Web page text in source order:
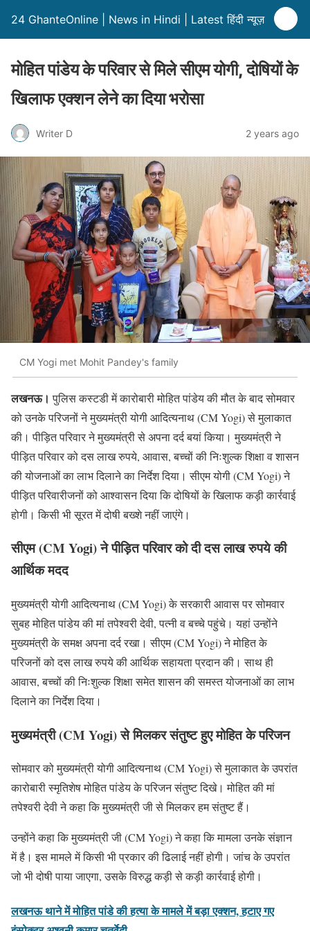
24 GhanteOnline | News in Hindi | Latest हिंदी न्यूज़
मोहित पांडेय के परिवार से मिले सीएम योगी, दोषियों के
खिलाफ एक्शन लेने का दिया भरोसा
Writer D 2 years ago
CM Yogi met Mohit Pandey's family
लखनऊ। पुलिस कस्टडी में कारोबारी मोहित पांडेय की मौत के बाद सोमवार
को उनके परिजनों ने मुख्यमंत्री योगी आदित्यनाथ (CM Yogi) से मुलाकात
की। पीड़ित परिवार ने मुख्यमंत्री से अपना दर्द बयां किया। मुख्यमंत्री ने
पीड़ित परिवार को दस लाख रुपये, आवास, बच्चों की निःशुल्क शिक्षा व शासन
की योजनाओं का लाभ दिलाने का निर्देश दिया। सीएम योगी (CM Yogi) ने
पीड़ित परिवारीजनों को आश्वासन दिया कि दोषियों के खिलाफ कड़ी कार्रवाई
होगी। किसी भी सूरत में दोषी बख्शे नहीं जाएंगे।
सीएम (CM Yogi) ने पीड़ित परिवार को दी दस लाख रुपये की
आर्थिक मदद
मुख्यमंत्री योगी आदित्यनाथ (CM Yogi) के सरकारी आवास पर सोमवार
सुबह मोहित पांडेय की मां तपेश्वरी देवी, पत्नी व बच्चे पहुंचे। यहां उन्होंने
मुख्यमंत्री के समक्ष अपना दर्द रखा। सीएम (CM Yogi) ने मोहित के
परिजनों को दस लाख रुपये की आर्थिक सहायता प्रदान की। साथ ही
आवास, बच्चों की निःशुल्क शिक्षा समेत शासन की समस्त योजनाओं का लाभ
दिलाने का निर्देश दिया।
मुख्यमंत्री (CM Yogi) से मिलकर संतुष्ट हुए मोहित के परिजन
सोमवार को मुख्यमंत्री योगी आदित्यनाथ (CM Yogi) से मुलाकात के उपरांत
कारोबारी स्मृतिशेष मोहित पांडेय के परिजन संतुष्ट दिखे। मोहित की मां
तपेश्वरी देवी ने कहा कि मुख्यमंत्री जी से मिलकर हम संतुष्ट हैं।
उन्होंने कहा कि मुख्यमंत्री जी (CM Yogi) ने कहा कि मामला उनके संज्ञान
में है। इस मामले में किसी भी प्रकार की ढिलाई नहीं होगी। जांच के उपरांत
जो भी दोषी पाया जाएगा, उसके विरुद्ध कड़ी से कड़ी कार्रवाई होगी।
लखनऊ थाने में मोहित पांडे की हत्या के मामले में बड़ा एक्शन, हटाए गए